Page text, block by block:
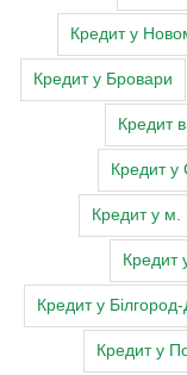
Кредит у
Кредит у Бровари
Кредит в
Кредит у
Кредит у м.
Кредит
Кредит у Білгород-
Кредит у